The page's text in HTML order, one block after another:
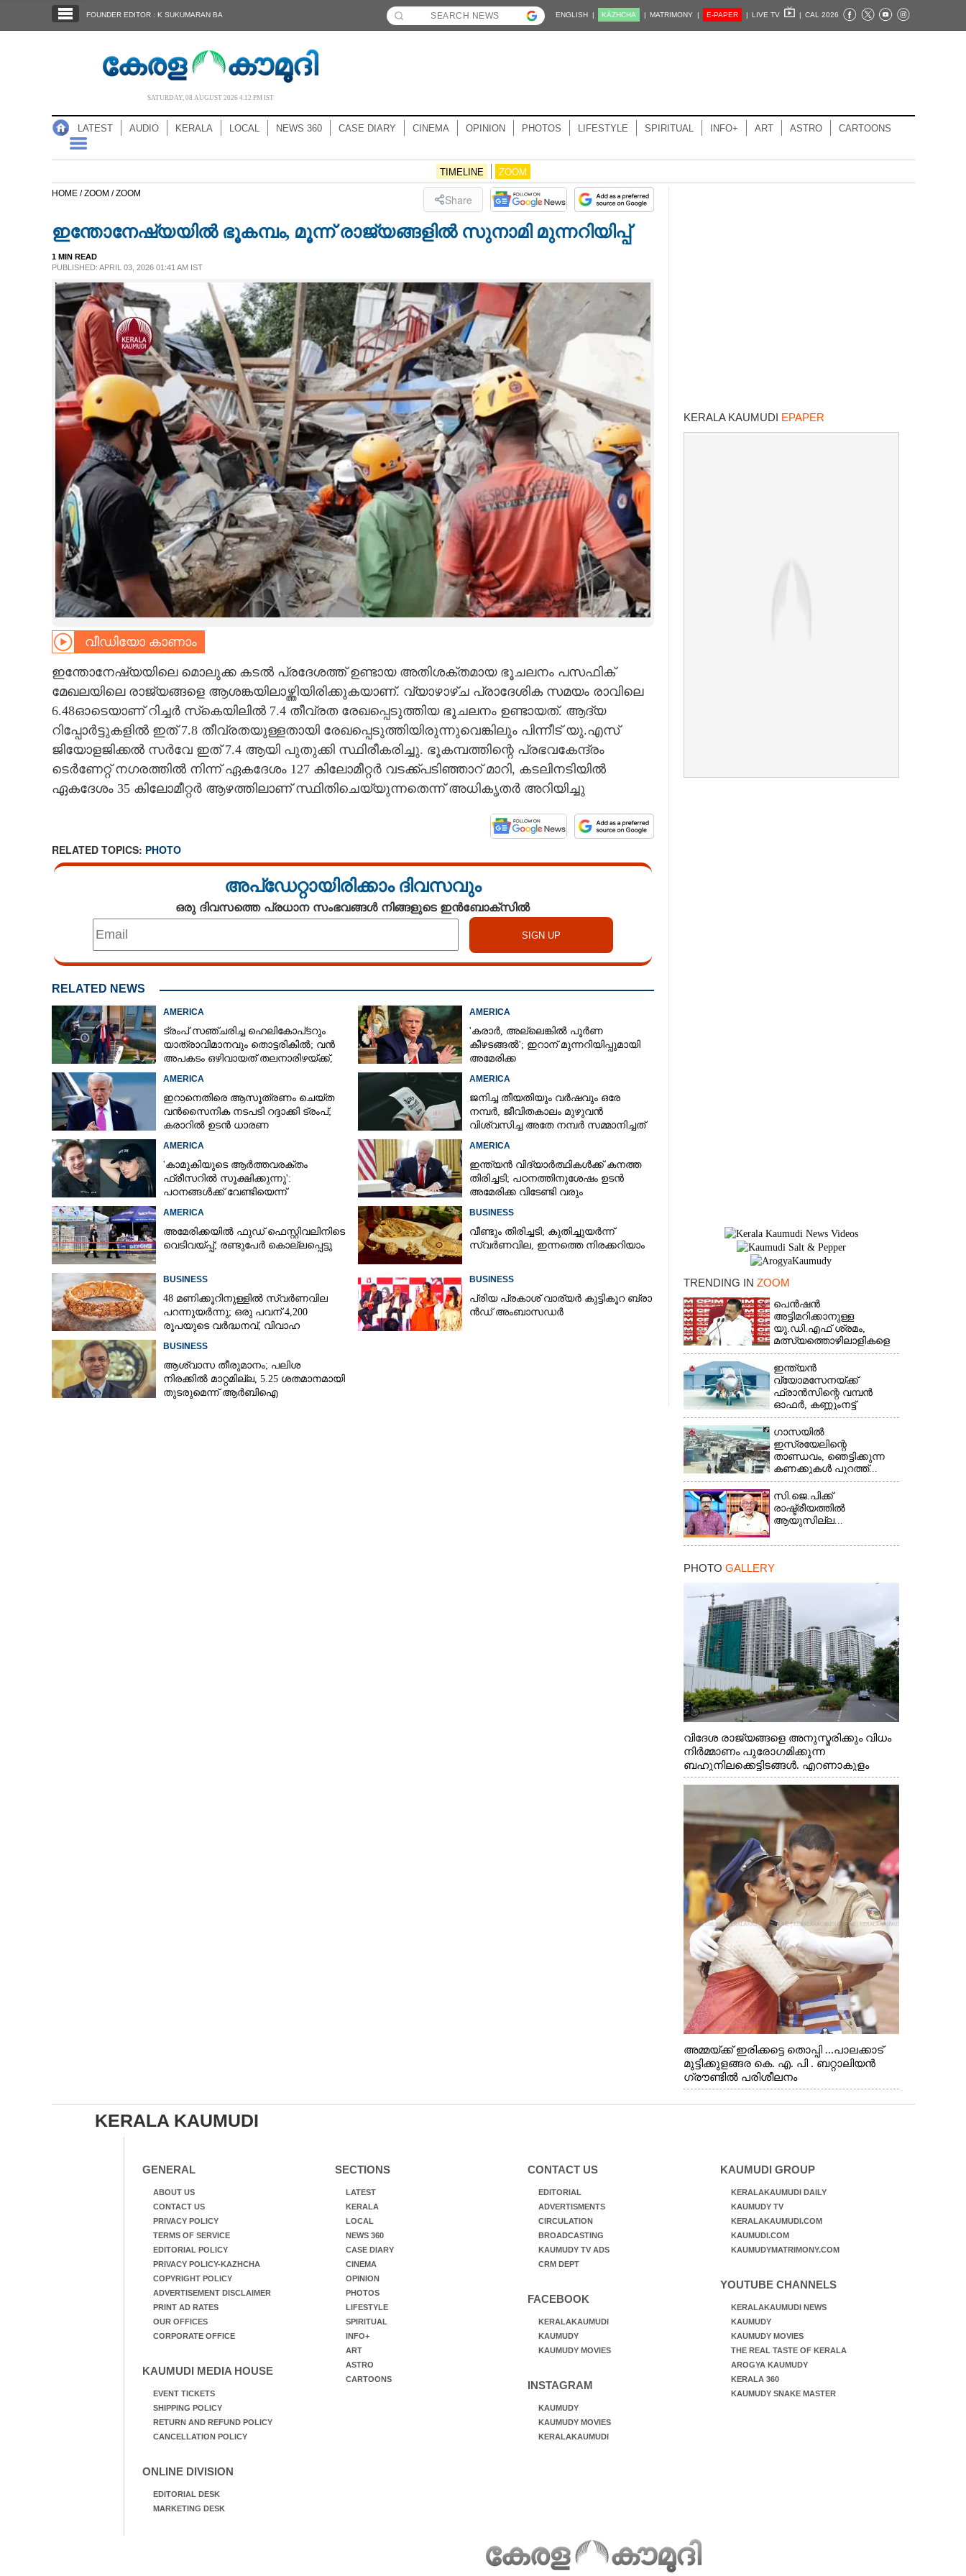
NOTIFIED NEWS
CASE DIARY
SPIRITUAL
CARTOONS
LITERATURE
CONTACT US
FOUNDER EDITOR : K SUKUMARAN BA ENGLISH | KĀZHCHA | MATRIMONY | E-PAPER | LIVE TV | CAL 2026
SATURDAY, 08 AUGUST 2026 4.12 PM IST
LATEST AUDIO KERALA LOCAL NEWS 360 CASE DIARY CINEMA OPINION PHOTOS LIFESTYLE SPIRITUAL INFO+ ART ASTRO CARTOONS
TIMELINE ZOOM
HOME /ZOOM /ZOOM Share
ഇന്തോനേഷ്യയിൽ ഭൂകമ്പം, മൂന്ന് രാജ്യങ്ങളിൽ സുനാമി മുന്നറിയിപ്പ്
1 MIN READ
PUBLISHED: APRIL 03, 2026 01:41 AM IST
വീഡിയോ കാണാം
ഇന്തോനേഷ്യയിലെ മൊലുക്ക കടല്‍ പ്രദേശത്ത് ഉണ്ടായ അതിശക്തമായ ഭൂചലനം പസഫിക്
മേഖലയിലെ രാജ്യങ്ങളെ ആശങ്കയിലാഴ്ത്തിയിരിക്കുകയാണ്. വ്യാഴാഴ്ച പ്രാദേശിക സമയം രാവിലെ
6.48ഓടെയാണ് റിച്ചർ സ്‌കെയിലിൽ 7.4 തീവ്രത രേഖപ്പെടുത്തിയ ഭൂചലനം ഉണ്ടായത്. ആദ്യ
റിപ്പോർട്ടുകളിൽ ഇത് 7.8 തീവ്രതയുള്ളതായി രേഖപ്പെടുത്തിയിരുന്നുവെങ്കിലും പിന്നീട് യു.എസ്
ജിയോളജിക്കൽ സർവേ ഇത് 7.4 ആയി പുതുക്കി സ്ഥിരീകരിച്ചു. ഭൂകമ്പത്തിന്റെ പ്രഭവകേന്ദ്രം
ടെർണേറ്റ് നഗരത്തിൽ നിന്ന് ഏകദേശം 127 കിലോമീറ്റർ വടക്ക്പടിഞ്ഞാറ് മാറി, കടലിനടിയിൽ
ഏകദേശം 35 കിലോമീറ്റർ ആഴത്തിലാണ് സ്ഥിതിചെയ്യുന്നതെന്ന് അധികൃതർ അറിയിച്ചു
RELATED TOPICS: PHOTO
അപ്ഡേറ്റായിരിക്കാം ദിവസവും
ഒരു ദിവസത്തെ പ്രധാന സംഭവങ്ങൾ നിങ്ങളുടെ ഇൻബോക്സിൽ
RELATED NEWS
AMERICA
ട്രംപ് സഞ്ചരിച്ച ഹെലികോപ്‌ടറും
യാത്രാവിമാനവും തൊട്ടരികിൽ; വൻ
അപകടം ഒഴിവായത് തലനാരിഴയ്‌ക്ക്,
AMERICA
'കരാർ, അല്ലെങ്കിൽ പൂർണ
കീഴടങ്ങൽ'; ഇറാന് മുന്നറിയിപ്പുമായി
അമേരിക്ക
AMERICA
ഇറാനെതിരെ ആസൂത്രണം ചെയ്‌ത
വൻസൈനിക നടപടി റദ്ദാക്കി ട്രംപ്;
കരാറിൽ ഉടൻ ധാരണ
AMERICA
ജനിച്ച തീയതിയും വർഷവും ഒരേ
നമ്പർ, ജീവിതകാലം മുഴുവൻ
വിശ്വസിച്ച അതേ നമ്പർ സമ്മാനിച്ചത്
AMERICA
'കാമുകിയുടെ ആർത്തവരക്തം
ഫ്രീസറിൽ സൂക്ഷിക്കുന്നു':
പഠനങ്ങൾക്ക് വേണ്ടിയെന്ന്
AMERICA
ഇന്ത്യൻ വിദ്യാർത്ഥികൾക്ക് കനത്ത
തിരിച്ചടി; പഠനത്തിനുശേഷം ഉടൻ
അമേരിക്ക വിടേണ്ടി വരും
AMERICA
അമേരിക്കയിൽ ഫുഡ് ഫെസ്റ്റിവലിനിടെ
വെടിവയ്‌പ്പ്; രണ്ടുപേർ കൊല്ലപ്പെട്ടു
BUSINESS
വീണ്ടും തിരിച്ചടി; കുതിച്ചുയർന്ന്
സ്വർണവില, ഇന്നത്തെ നിരക്കറിയാം
BUSINESS
48 മണിക്കൂറിനുള്ളിൽ സ്വർണവില
പറന്നുയർന്നു; ഒരു പവന് 4,200
രൂപയുടെ വർദ്ധനവ്, വിവാഹ
BUSINESS
പ്രി​യ​ ​പ്ര​കാ​ശ് ​വാ​ര്യർ കു​ട്ടി​കൂ​റ​ ​ ബ്രാ​
ൻ​ഡ് ​അം​ബാ​സ​ഡ​ർ
BUSINESS
ആശ്വാസ തീരുമാനം; പലിശ
നിരക്കിൽ മാറ്റമില്ല, 5.25 ശതമാനമായി
തുടരുമെന്ന് ആർബിഐ
KERALA KAUMUDI EPAPER
TRENDING IN ZOOM
പെൻഷൻ
അട്ടിമറിക്കാനുള്ള
യു.ഡി.എഫ് ശ്രമം,
മത്സ്യത്തൊഴിലാളികളെ
സംരക്ഷിക്കണം...
ഇന്ത്യൻ
വ്യോമസേനയ്ക്ക്
ഫ്രാൻസിന്റെ വമ്പൻ
ഓഫർ, കണ്ണുംനട്ട്
ഇന്ത്യ...
ഗാസയിൽ
ഇസ്രയേലിന്റെ
താണ്ഡവം, ഞെട്ടിക്കുന്ന
കണക്കുകൾ പുറത്ത്...
സി.ജെ.പിക്ക്
രാഷ്ട്രീയത്തിൽ
ആയുസില്ല...
PHOTO GALLERY
വിദേശ രാജ്യങ്ങളെ അനുസ്മരിക്കും വിധം
നിർമ്മാണം പുരോഗമിക്കുന്ന
ബഹുനിലക്കെട്ടിടങ്ങൾ. എറണാകുളം
ചാത്യാത്ത് റോഡിൽ നിന്നുള്ള കാഴ്ച
അമ്മയ്ക്ക് ഇരിക്കട്ടെ തൊപ്പി ...പാലക്കാട്
മുട്ടിക്കുളങ്ങര കെ. എ. പി . ബറ്റാലിയൻ
ഗ്രൗണ്ടിൽ പരിശീലനം
KERALA KAUMUDI
GENERAL
ABOUT US
CONTACT US
PRIVACY POLICY
TERMS OF SERVICE
EDITORIAL POLICY
PRIVACY POLICY-KAZHCHA
COPYRIGHT POLICY
ADVERTISEMENT DISCLAIMER
PRINT AD RATES
OUR OFFICES
CORPORATE OFFICE
KAUMUDI MEDIA HOUSE
EVENT TICKETS
SHIPPING POLICY
RETURN AND REFUND POLICY
CANCELLATION POLICY
ONLINE DIVISION
EDITORIAL DESK
MARKETING DESK
SECTIONS
LATEST
KERALA
LOCAL
NEWS 360
CASE DIARY
CINEMA
OPINION
PHOTOS
LIFESTYLE
SPIRITUAL
INFO+
ART
ASTRO
CARTOONS
CONTACT US
EDITORIAL
ADVERTISMENTS
CIRCULATION
BROADCASTING
KAUMUDY TV ADS
CRM DEPT
FACEBOOK
KERALAKAUMUDI
KAUMUDY
KAUMUDY MOVIES
INSTAGRAM
KAUMUDY
KAUMUDY MOVIES
KERALAKAUMUDI
KAUMUDI GROUP
KERALAKAUMUDI DAILY
KAUMUDY TV
KERALAKAUMUDI.COM
KAUMUDI.COM
KAUMUDYMATRIMONY.COM
YOUTUBE CHANNELS
KERALAKAUMUDI NEWS
KAUMUDY
KAUMUDY MOVIES
THE REAL TASTE OF KERALA
AROGYA KAUMUDY
KERALA 360
KAUMUDY SNAKE MASTER
ഇന്തോനേഷ്യയിൽ ഭൂകമ്പം, മൂന്ന്